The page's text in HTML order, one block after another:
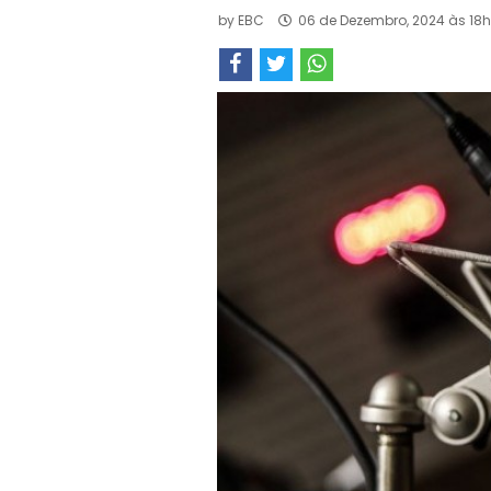
by EBC 06 de Dezembro, 2024 às